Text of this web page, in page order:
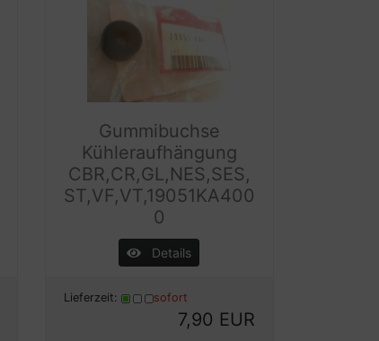
Gummibuchse
Kühleraufhängung
CBR,CR,GL,NES,SES,
ST,VF,VT,19051KA400
0
Details
Lieferzeit: sofort
7,90 EUR